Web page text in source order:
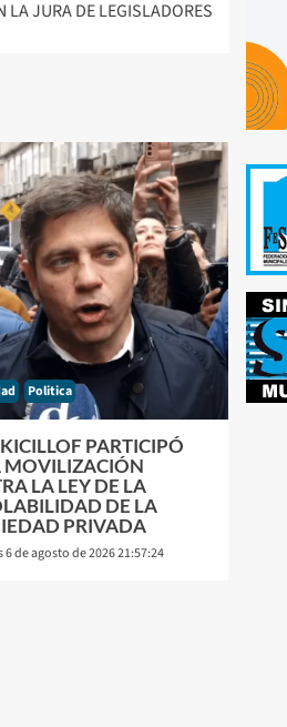
LA JURA DE LEGISLADORES
Politica
PARTICIPÓ
MOVILIZACIÓN
LA LEY DE LA
DE LA
PRIVADA
6 de agosto de 2026 21:57:24